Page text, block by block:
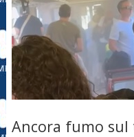
Ancora fumo